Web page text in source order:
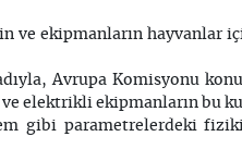
ve ekipmanların hayvanlar
Avrupa Komisyonu
elektrikli ekipmanların bu
gibi parametrelerdeki